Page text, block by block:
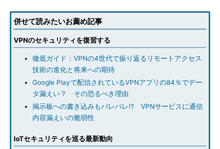
併せて読みたいお薦め記事
VPNのセキュリティを復習する
徹底ガイド：VPNの4世代で振り返るリモートアクセス
技術の進化と将来への期待
Google Playで配信されているVPNアプリの84％でデー
タ漏えい？ その恐るべき理由
掲示板への書き込みもバレバレ!? VPNサービスに通信
内容漏えいの脆弱性
IoTセキュリティを巡る最新動向